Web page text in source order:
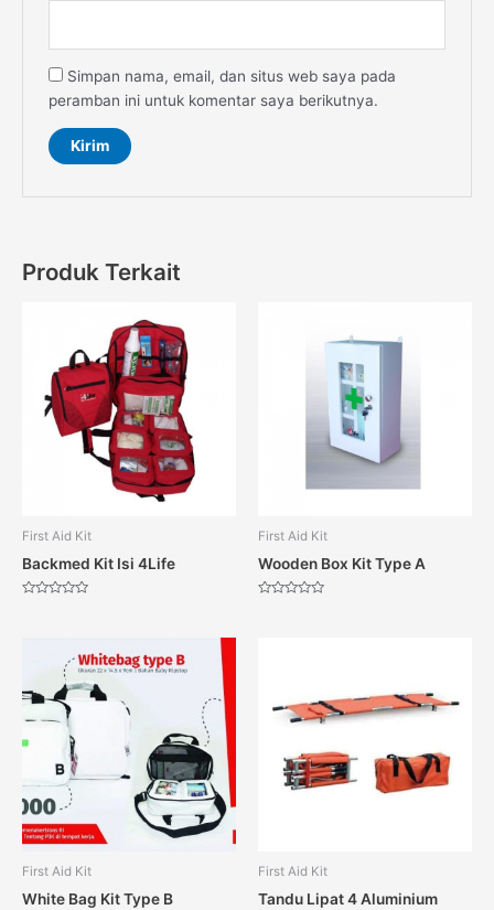
Simpan nama, email, dan situs web saya pada
peramban ini untuk komentar saya berikutnya.
Produk Terkait
First Aid Kit
Backmed Kit Isi 4Life
First Aid Kit
Wooden Box Kit Type A
First Aid Kit
White Bag Kit Type B
First Aid Kit
Tandu Lipat 4 Aluminium